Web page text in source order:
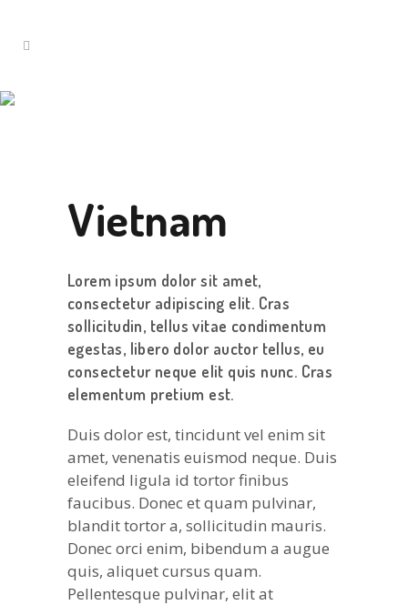
Vietnam
Lorem ipsum dolor sit amet,
consectetur adipiscing elit. Cras
sollicitudin, tellus vitae condimentum
egestas, libero dolor auctor tellus, eu
consectetur neque elit quis nunc. Cras
elementum pretium est.
Duis dolor est, tincidunt vel enim sit
amet, venenatis euismod neque. Duis
eleifend ligula id tortor finibus
faucibus. Donec et quam pulvinar,
blandit tortor a, sollicitudin mauris.
Donec orci enim, bibendum a augue
quis, aliquet cursus quam.
Pellentesque pulvinar, elit at